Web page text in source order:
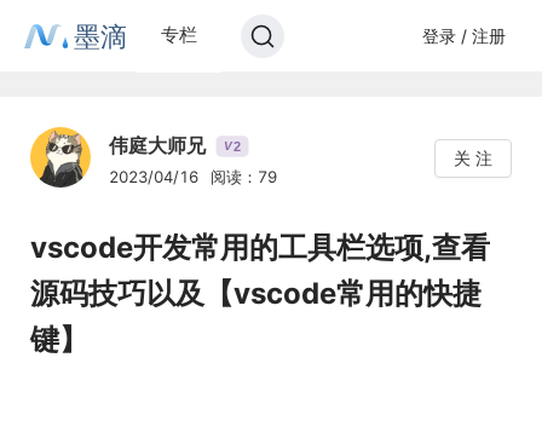
墨滴 专栏 登录 / 注册
伟庭大师兄 V2
2023/04/16 阅读：79
关 注
vscode开发常用的工具栏选项,查看
源码技巧以及【vscode常用的快捷
键】